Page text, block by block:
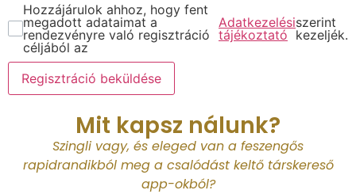
Hozzájárulok ahhoz, hogy fent
megadott adataimat a
rendezvényre való regisztráció
céljából az
Adatkezelési
tájékoztató
szerint
kezeljék.
Regisztráció beküldése
Mit kapsz nálunk?
Szingli vagy, és eleged van a feszengős
rapidrandikból meg a csalódást keltő társkereső
app-okból?